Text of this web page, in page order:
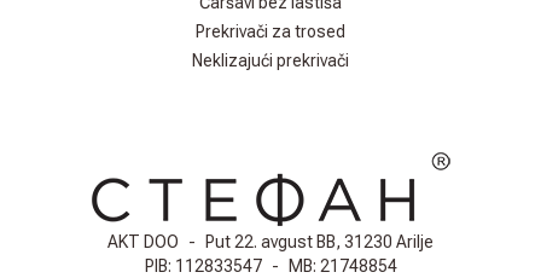
Prekrivači za trosed
Neklizajući prekrivači
AKT DOO - Put 22. avgust BB, 31230 Arilje
PIB: 112833547 - MB: 21748854